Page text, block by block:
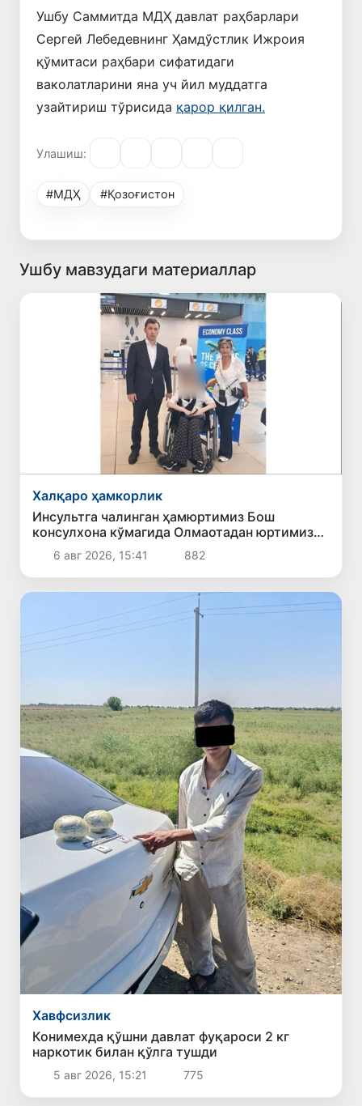
Ушбу Саммитда МДҲ давлат раҳбарлари
Сергей Лебедевнинг Ҳамдўстлик Ижроия
қўмитаси раҳбари сифатидаги
ваколатларини яна уч йил муддатга
узайтириш тўрисида қарор қилган.
Улашиш:
#МДҲ #Қозоғистон
Ушбу мавзудаги материаллар
Халқаро ҳамкорлик
Инсультга чалинган ҳамюртимиз Бош
консулхона кўмагида Олмаотадан юртимизга
қайтарилди
6 авг 2026, 15:41 882
Хавфсизлик
Конимехда қўшни давлат фуқароси 2 кг
наркотик билан қўлга тушди
5 авг 2026, 15:21 775